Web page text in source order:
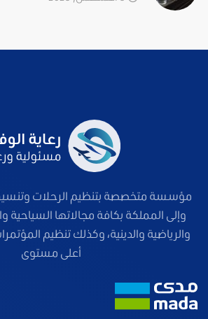
مؤسسة متخصصة بتنظيم الرحلات
وإلى المملكة بكافة مجالاتها السياحية
والرياضية والدينية، وكذلك تنظيم
أعلى مستوى